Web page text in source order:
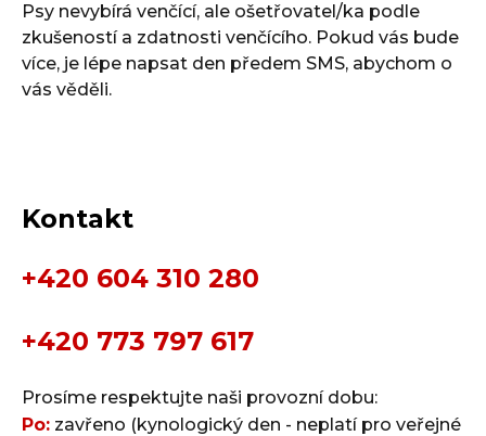
Psy nevybírá venčící, ale ošetřovatel/ka podle
zkušeností a zdatnosti venčícího. Pokud vás bude
více, je lépe napsat den předem SMS, abychom o
vás věděli.
Kontakt
+420 604 310 280
+420 773 797 617
Prosíme respektujte naši provozní dobu:
Po: zavřeno (kynologický den - neplatí pro veřejné